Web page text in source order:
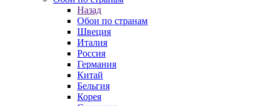
Назад
Обои по странам
Швеция
Италия
Россия
Германия
Китай
Бельгия
Корея